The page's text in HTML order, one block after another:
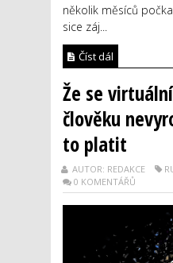
několik měsíců
sice záj...
Číst dál
Že se
člověku
to platit
AUTOR: REDAKCE
0 KOMENTÁŘŮ